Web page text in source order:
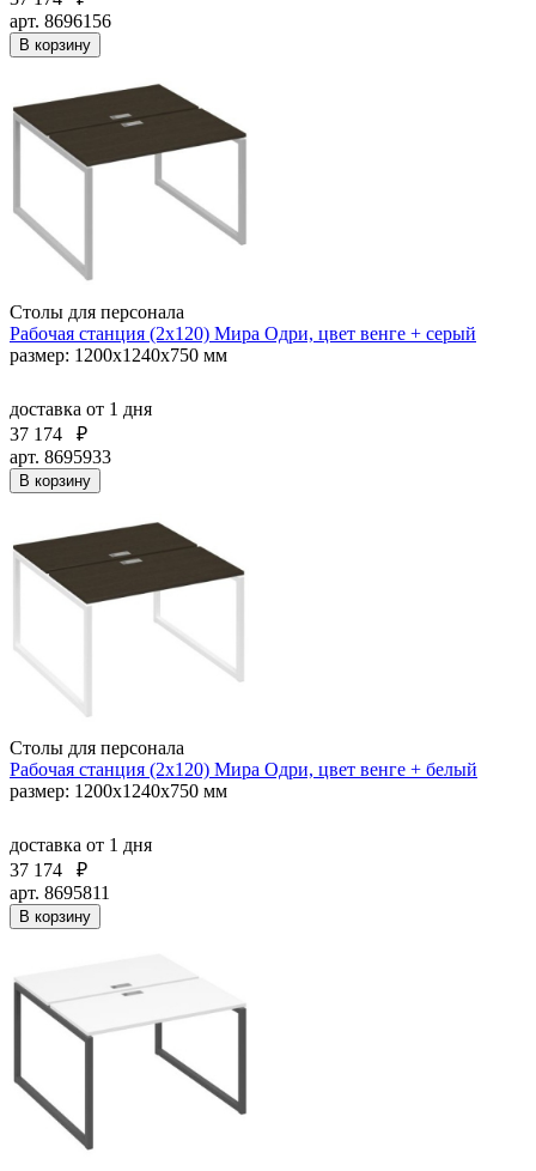
арт. 8696156
В корзину
Столы для персонала
Рабочая станция (2х120) Мира Одри, цвет венге + серый
размер: 1200x1240x750 мм
доставка от 1 дня
37 174
₽
арт. 8695933
В корзину
Столы для персонала
Рабочая станция (2х120) Мира Одри, цвет венге + белый
размер: 1200x1240x750 мм
доставка от 1 дня
37 174
₽
арт. 8695811
В корзину